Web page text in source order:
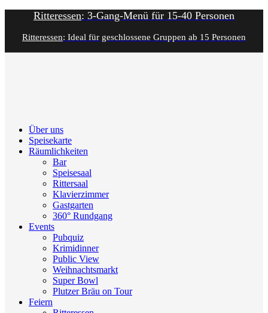
Ritteressen: 3-Gang-Menü für 15-40 Personen
Ritteressen: Ideal für geschlossene Gruppen ab 15 Personen
Über uns
Speisekarte
Räumlichkeiten
Bar
Speisesaal
Rittersaal
Klavierzimmer
Gastgarten
360° Rundgang
Events
Pubquiz
Krimidinner
Public View
Weihnachtsmarkt
Super Bowl
Plutzer Bräu on Tour
Feiern